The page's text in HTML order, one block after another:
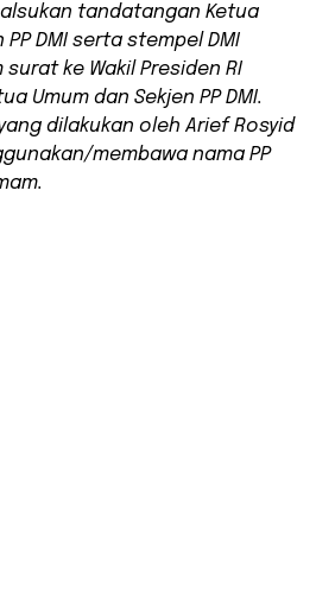
tandatangan Ketua
PP DMI serta stempel DMI
ke Wakil Presiden RI
Umum dan Sekjen PP DMI.
dilakukan oleh Arief Rosyid
membawa nama PP